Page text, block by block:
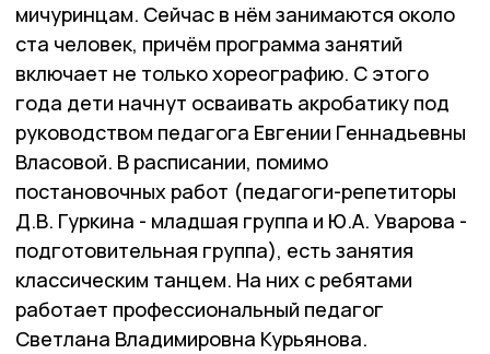
мичуринцам. Сейчас в нём занимаются около
ста человек, причём программа занятий
включает не только хореографию. С этого
года дети начнут осваивать акробатику под
руководством педагога Евгении Геннадьевны
Власовой. В расписании, помимо
постановочных работ (педагоги-репетиторы
Д.В. Гуркина - младшая группа и Ю.А. Уварова -
подготовительная группа), есть занятия
классическим танцем. На них с ребятами
работает профессиональный педагог
Светлана Владимировна Курьянова.